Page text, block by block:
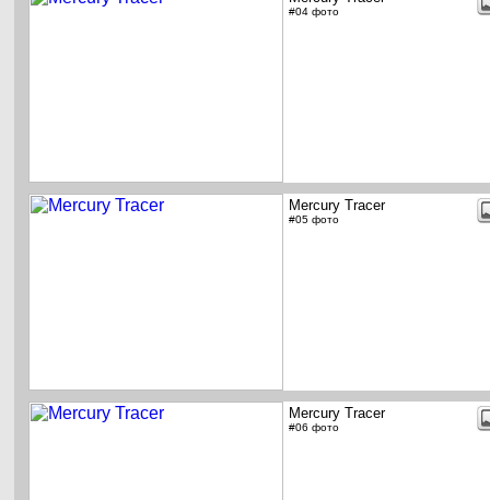
#04 фото
Mercury Tracer
#05 фото
Mercury Tracer
#06 фото